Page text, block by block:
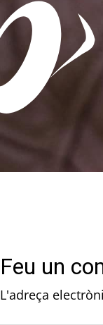
Feu un
L'adreça